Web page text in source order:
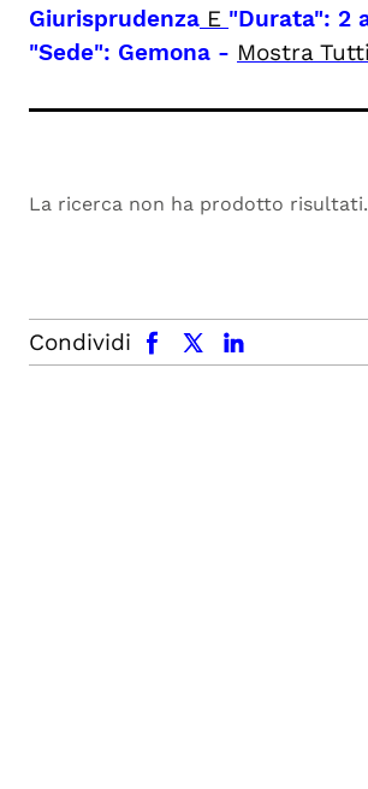
Giurisprudenza E "Durata": 2
"Sede": Gemona - Mostra Tutti
La ricerca non ha prodotto risultati.
Condividi
facebook x.com linkedin